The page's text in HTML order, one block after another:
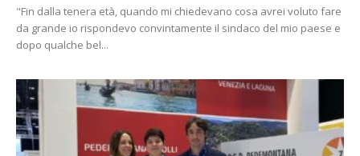
"Fin dalla tenera età, quando mi chiedevano cosa avrei voluto fare
da grande io rispondevo convintamente il sindaco del mio paese e
dopo qualche bel...